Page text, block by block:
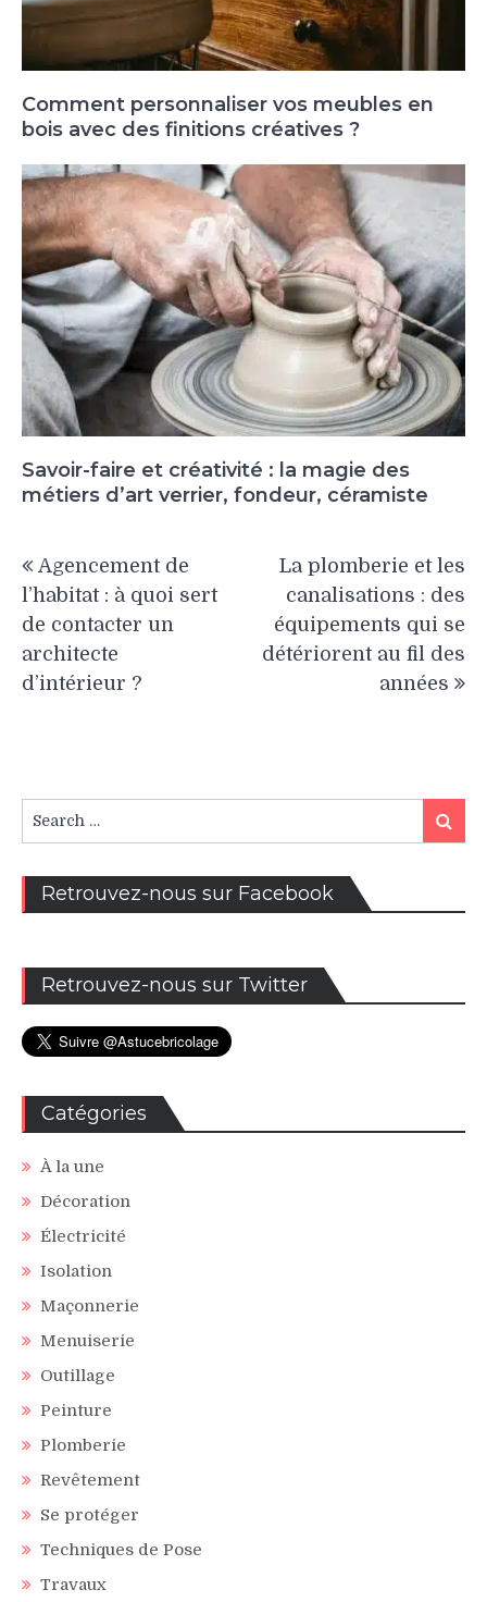
Comment personnaliser vos meubles en
bois avec des finitions créatives ?
Savoir-faire et créativité : la magie des
métiers d’art verrier, fondeur, céramiste
de
l’article
Agencement de
l’habitat : à quoi sert
de contacter un
architecte
d’intérieur ?
La plomberie et les
canalisations : des
équipements qui se
détériorent au fil des
années
for:
Search
Retrouvez-nous sur Facebook
Retrouvez-nous sur Twitter
Catégories
À la une
Décoration
Électricité
Isolation
Maçonnerie
Menuiserie
Outillage
Peinture
Plomberie
Revêtement
Se protéger
Techniques de Pose
Travaux